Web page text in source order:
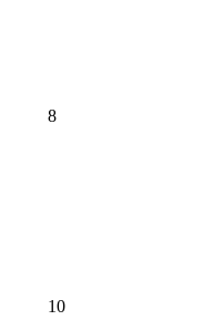
8
10